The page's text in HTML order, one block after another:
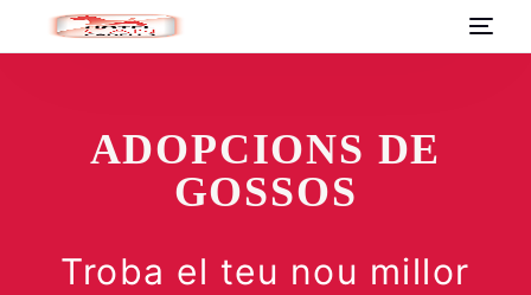
ADOPCIONS DE
GOSSOS
Troba el teu nou millor